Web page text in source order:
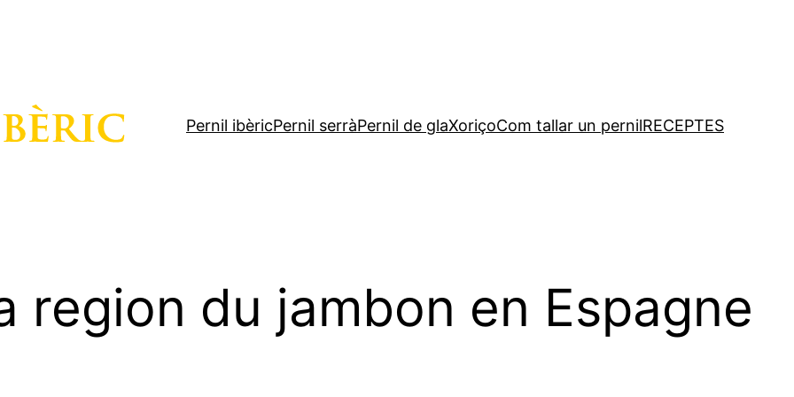
Pernil ibèricPernil serràPernil de glaXoriçoCom tallar un pernilRECEPTES
region du jambon en Espagne